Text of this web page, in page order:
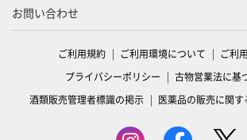
お問い合わせ
ご利用規約 ご利用環境について
ご利
プライバシーポリシー
古物営業法に基
酒類販売管理者標識の掲示
医薬品の販売に関す